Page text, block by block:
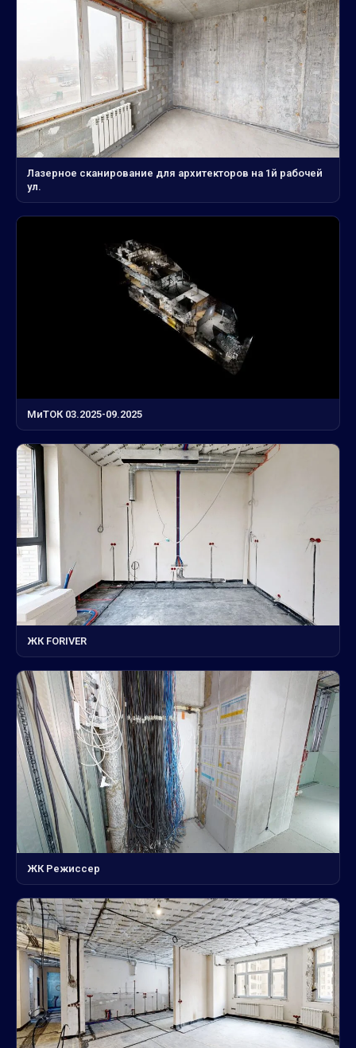
Лазерное сканирование для архитекторов на 1й рабочей
ул.
МиТОК 03.2025-09.2025
ЖК FORIVER
ЖК Режиссер